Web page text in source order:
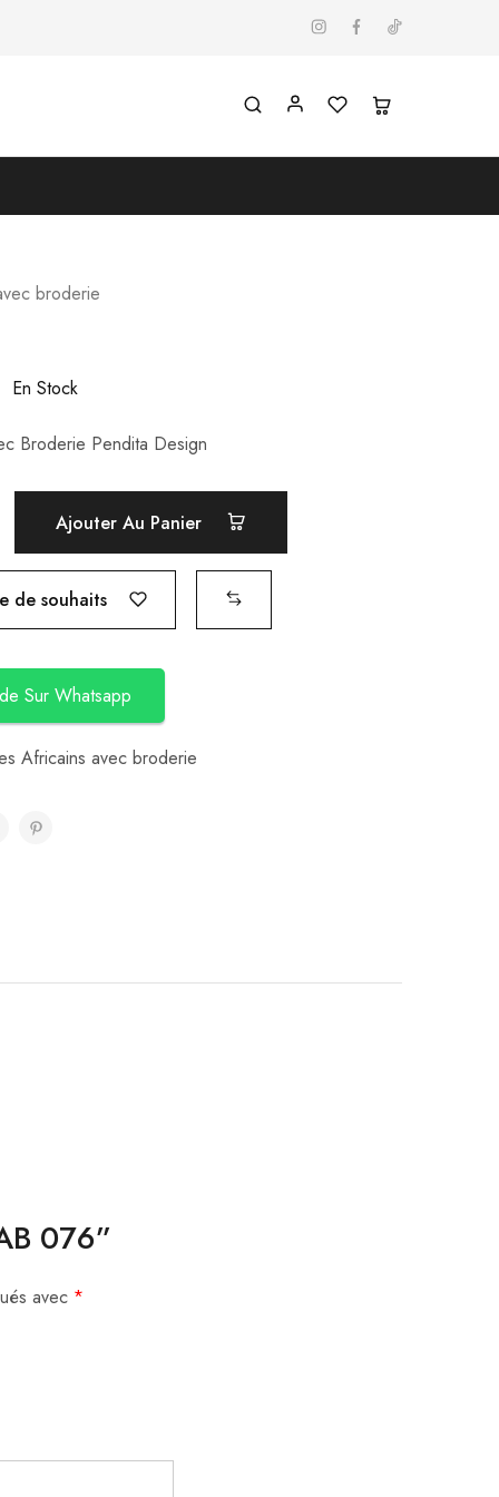
broderie
En Stock
Broderie Pendita Design
Ajouter Au Panier
de souhaits
Sur Whatsapp
Africains avec broderie
076”
avec *